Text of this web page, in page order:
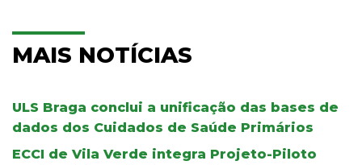
MAIS NOTÍCIAS
ULS Braga conclui a unificação das bases de
dados dos Cuidados de Saúde Primários
ECCI de Vila Verde integra Projeto-Piloto